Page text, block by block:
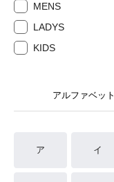
MENS
LADYS
KIDS
アルファベット
ア イ